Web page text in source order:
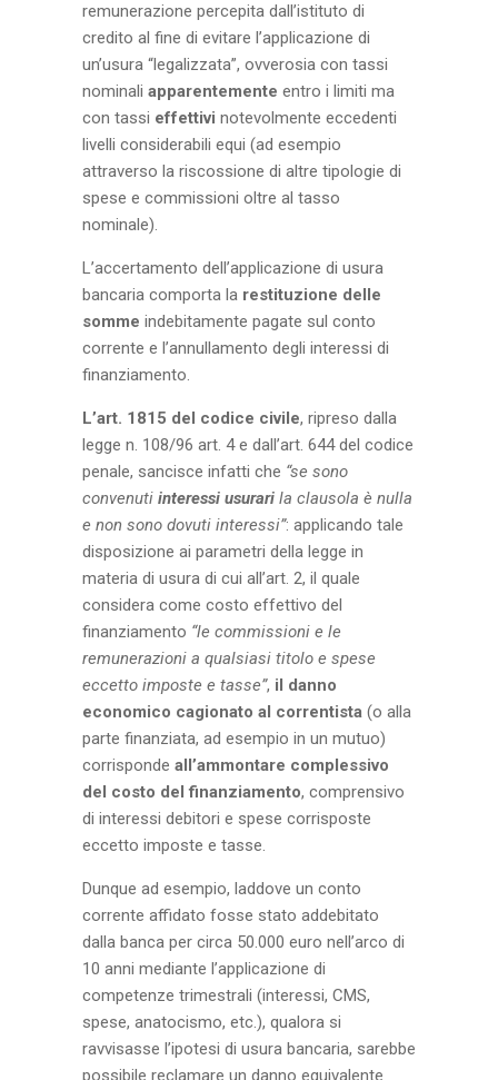
remunerazione percepita dall’istituto di
credito al fine di evitare l’applicazione di
un’usura “legalizzata”, ovverosia con tassi
nominali apparentemente entro i limiti ma
con tassi effettivi notevolmente eccedenti
livelli considerabili equi (ad esempio
attraverso la riscossione di altre tipologie di
spese e commissioni oltre al tasso
nominale).
L’accertamento dell’applicazione di usura
bancaria comporta la restituzione delle
somme indebitamente pagate sul conto
corrente e l’annullamento degli interessi di
finanziamento.
L’art. 1815 del codice civile, ripreso dalla
legge n. 108/96 art. 4 e dall’art. 644 del codice
penale, sancisce infatti che “se sono
convenuti interessi usurari la clausola è nulla
e non sono dovuti interessi”: applicando tale
disposizione ai parametri della legge in
materia di usura di cui all’art. 2, il quale
considera come costo effettivo del
finanziamento “le commissioni e le
remunerazioni a qualsiasi titolo e spese
eccetto imposte e tasse”, il danno
economico cagionato al correntista (o alla
parte finanziata, ad esempio in un mutuo)
corrisponde all’ammontare complessivo
del costo del finanziamento, comprensivo
di interessi debitori e spese corrisposte
eccetto imposte e tasse.
Dunque ad esempio, laddove un conto
corrente affidato fosse stato addebitato
dalla banca per circa 50.000 euro nell’arco di
10 anni mediante l’applicazione di
competenze trimestrali (interessi, CMS,
spese, anatocismo, etc.), qualora si
ravvisasse l’ipotesi di usura bancaria, sarebbe
possibile reclamare un danno equivalente